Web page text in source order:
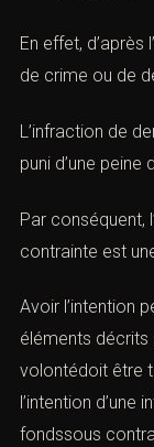
En effet, d’après l’
de crime ou de
L’infraction de
puni d’une peine
Par conséquent,
contrainte est
Avoir l’intention
éléments décrits
volontédoit être
l’intention
fondssous